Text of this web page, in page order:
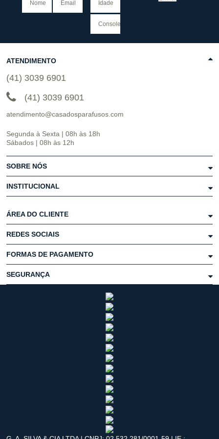
ATENDIMENTO
(41) 3039 6901
(41) 3039 6901
atendimento@casadosparafusos.com
Segunda à Sexta | 08h às 18h
Sábados | 08h às 12h
SOBRE NÓS
INSTITUCIONAL
ÁREA DO CLIENTE
REDES SOCIAIS
FORMAS DE PAGAMENTO
SEGURANÇA